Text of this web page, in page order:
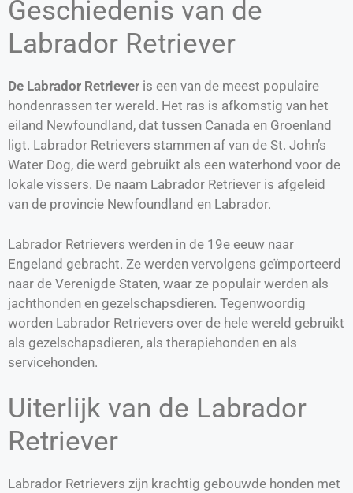
Geschiedenis van de
Labrador Retriever
De Labrador Retriever is een van de meest populaire
hondenrassen ter wereld. Het ras is afkomstig van het
eiland Newfoundland, dat tussen Canada en Groenland
ligt. Labrador Retrievers stammen af van de St. John’s
Water Dog, die werd gebruikt als een waterhond voor de
lokale vissers. De naam Labrador Retriever is afgeleid
van de provincie Newfoundland en Labrador.
Labrador Retrievers werden in de 19e eeuw naar
Engeland gebracht. Ze werden vervolgens geïmporteerd
naar de Verenigde Staten, waar ze populair werden als
jachthonden en gezelschapsdieren. Tegenwoordig
worden Labrador Retrievers over de hele wereld gebruikt
als gezelschapsdieren, als therapiehonden en als
servicehonden.
Uiterlijk van de Labrador
Retriever
Labrador Retrievers zijn krachtig gebouwde honden met